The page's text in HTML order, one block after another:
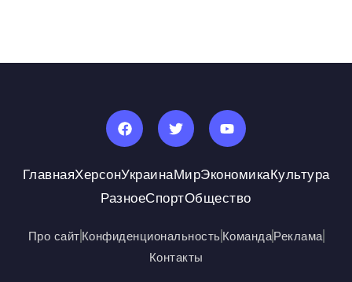
ГлавнаяХерсонУкраинаМирЭкономикаКультура
РазноеСпортОбщество
Про сайтКонфиденциональностьКомандаРеклама
Контакты